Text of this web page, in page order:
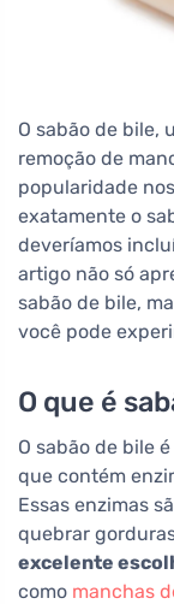
O sabão de bile,
remoção de
popularidade
exatamente o
deveríamos
artigo não só
sabão de bile,
você pode
O que é
O sabão de bile
que contém
Essas enzimas
quebrar
excelente
como manchas